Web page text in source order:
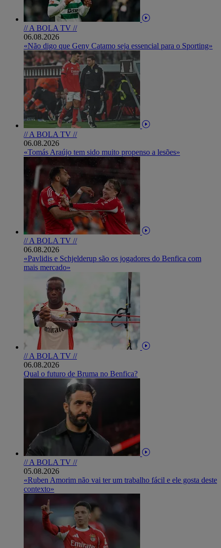
// A BOLA TV //
06.08.2026
«Não digo que Geny Catamo seja essencial para o Sporting»
// A BOLA TV //
06.08.2026
«Tomás Araújo tem sido muito propenso a lesões»
// A BOLA TV //
06.08.2026
«Pavlidis e Schjelderup são os jogadores do Benfica com
mais mercado»
// A BOLA TV //
06.08.2026
Qual o futuro de Bruma no Benfica?
// A BOLA TV //
05.08.2026
«Ruben Amorim não vai ter um trabalho fácil e ele gosta deste
contexto»